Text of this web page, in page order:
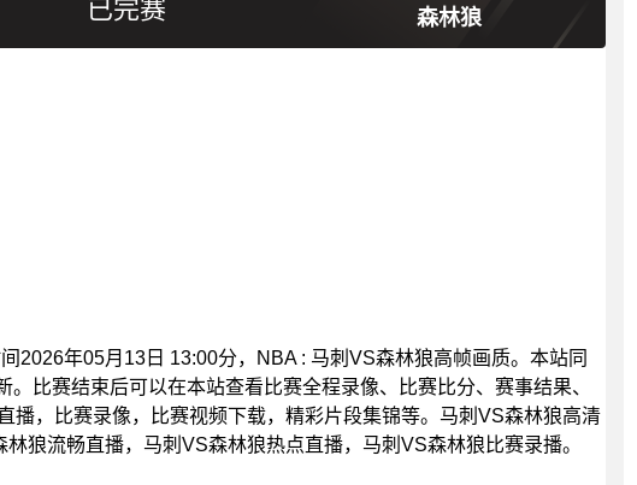
森林狼
已完赛
2026年05月13日 13:00分，NBA : 马刺VS森林狼高帧画质。本站同
比赛结束后可以在本站查看比赛全程录像、比赛比分、赛事结果、
播，比赛录像，比赛视频下载，精彩片段集锦等。马刺VS森林狼高清
狼流畅直播，马刺VS森林狼热点直播，马刺VS森林狼比赛录播。